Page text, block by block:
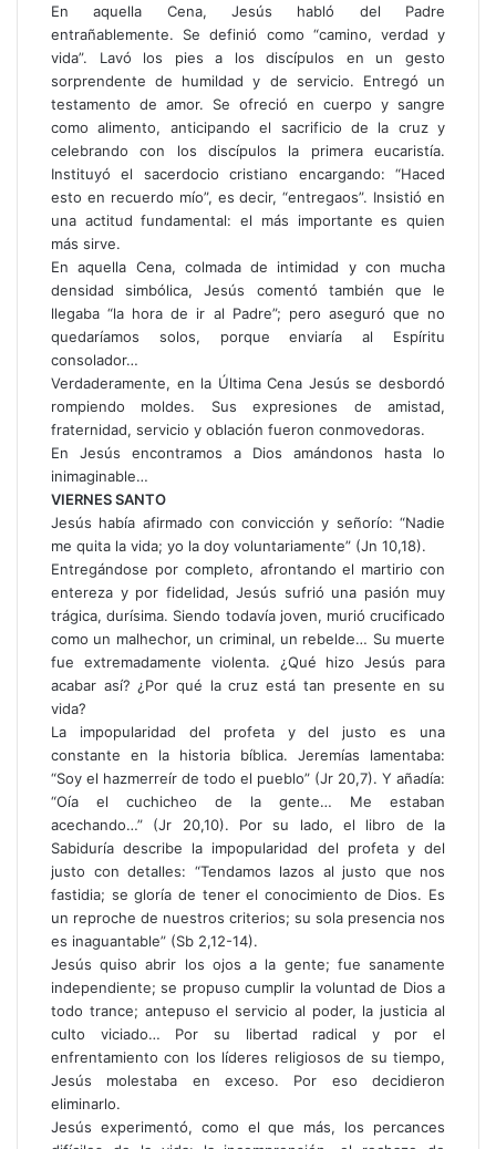
En aquella Cena, Jesús habló del Padre
entrañablemente. Se definió como “camino, verdad y
vida”. Lavó los pies a los discípulos en un gesto
sorprendente de humildad y de servicio. Entregó un
testamento de amor. Se ofreció en cuerpo y sangre
como alimento, anticipando el sacrificio de la cruz y
celebrando con los discípulos la primera eucaristía.
Instituyó el sacerdocio cristiano encargando: “Haced
esto en recuerdo mío”, es decir, “entregaos”. Insistió en
una actitud fundamental: el más importante es quien
más sirve.
En aquella Cena, colmada de intimidad y con mucha
densidad simbólica, Jesús comentó también que le
llegaba “la hora de ir al Padre”; pero aseguró que no
quedaríamos solos, porque enviaría al Espíritu
consolador…
Verdaderamente, en la Última Cena Jesús se desbordó
rompiendo moldes. Sus expresiones de amistad,
fraternidad, servicio y oblación fueron conmovedoras.
En Jesús encontramos a Dios amándonos hasta lo
inimaginable…
VIERNES SANTO
Jesús había afirmado con convicción y señorío: “Nadie
me quita la vida; yo la doy voluntariamente” (Jn 10,18).
Entregándose por completo, afrontando el martirio con
entereza y por fidelidad, Jesús sufrió una pasión muy
trágica, durísima. Siendo todavía joven, murió crucificado
como un malhechor, un criminal, un rebelde… Su muerte
fue extremadamente violenta. ¿Qué hizo Jesús para
acabar así? ¿Por qué la cruz está tan presente en su
vida?
La impopularidad del profeta y del justo es una
constante en la historia bíblica. Jeremías lamentaba:
“Soy el hazmerreír de todo el pueblo” (Jr 20,7). Y añadía:
“Oía el cuchicheo de la gente… Me estaban
acechando…” (Jr 20,10). Por su lado, el libro de la
Sabiduría describe la impopularidad del profeta y del
justo con detalles: “Tendamos lazos al justo que nos
fastidia; se gloría de tener el conocimiento de Dios. Es
un reproche de nuestros criterios; su sola presencia nos
es inaguantable” (Sb 2,12-14).
Jesús quiso abrir los ojos a la gente; fue sanamente
independiente; se propuso cumplir la voluntad de Dios a
todo trance; antepuso el servicio al poder, la justicia al
culto viciado… Por su libertad radical y por el
enfrentamiento con los líderes religiosos de su tiempo,
Jesús molestaba en exceso. Por eso decidieron
eliminarlo.
Jesús experimentó, como el que más, los percances